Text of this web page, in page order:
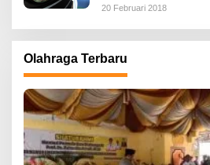
20 Februari 2018
Olahraga Terbaru